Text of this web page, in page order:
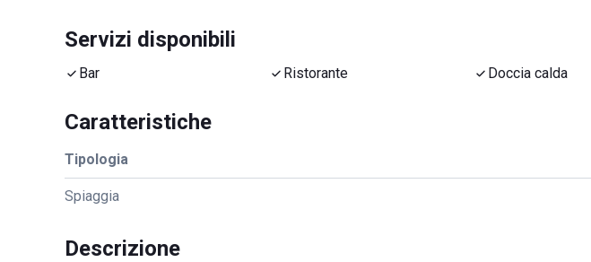
Servizi disponibili
Bar Ristorante Doccia calda
Caratteristiche
Tipologia
Spiaggia
Descrizione